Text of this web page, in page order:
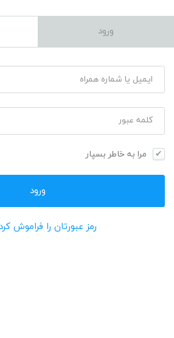
ورود
ایمیل یا شماره همراه
کلمه عبور
مرا به خاطر بسپار
رمز عبورتان را فراموش